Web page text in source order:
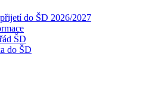
do ŠD 2026/2027
ŠD
do ŠD